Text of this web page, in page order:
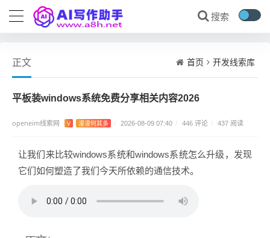
正文 首页 开发线索库
平板装windows系统免费分享相关内容2026
openeim线索网 V 漫漫何其多 / 2026-08-09 07:40 / 446 评论 / 437 阅读
让我们来比较windows系统和windows系统怎么升级，发现
它们如何塑造了我们今天所依赖的通信技术。